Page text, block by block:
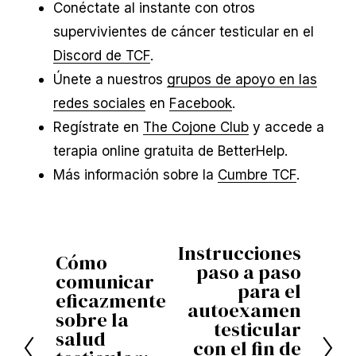
Conéctate al instante con otros
supervivientes de cáncer testicular en el
Discord de TCF.
Únete a nuestros grupos de apoyo en las
redes sociales en Facebook.
Regístrate en The Cojone Cluby accede a
terapia online gratuita de BetterHelp.
Más información sobre la Cumbre TCF.
A
n
t
e
Cómo
comunicar
eficazmente
sobre la
salud
S
Instrucciones
paso a paso
para el
autoexamen
testicular
con el fin de